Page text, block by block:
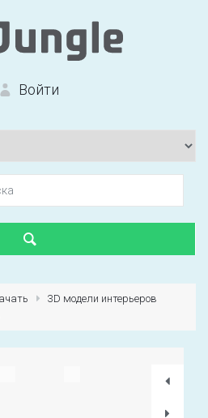
Войти
3D модели интерьеров